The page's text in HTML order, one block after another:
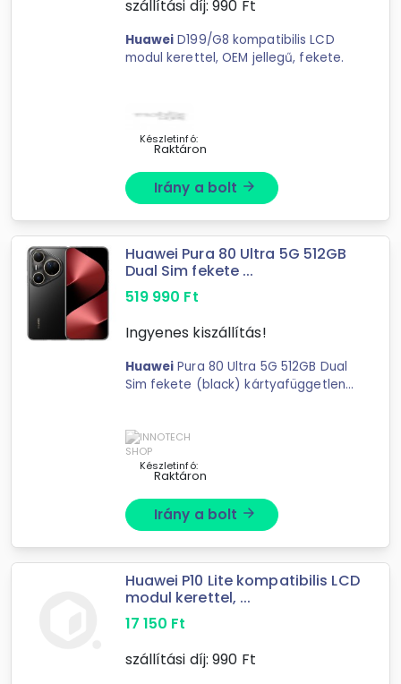
szállítási díj: 990 Ft
Huawei D199/G8 kompatibilis LCD
modul kerettel, OEM jellegű, fekete.
Készletinfó:
Raktáron
Irány a bolt arrow_forward
Huawei Pura 80 Ultra 5G 512GB
Dual Sim fekete ...
519 990 Ft
Ingyenes kiszállítás!
Huawei Pura 80 Ultra 5G 512GB Dual
Sim fekete (black) kártyafüggetlen
Készletinfó:
Raktáron
Irány a bolt arrow_forward
Huawei P10 Lite kompatibilis LCD
modul kerettel, ...
17 150 Ft
szállítási díj: 990 Ft